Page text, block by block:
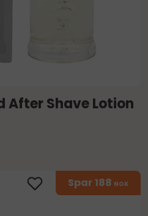
After Shave Lotion
Spar188 NOK